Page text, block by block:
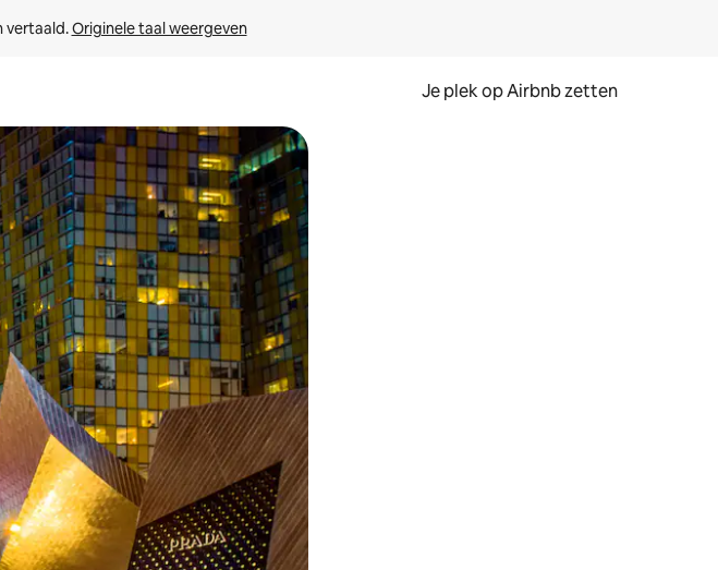
vertaald. Originele taal weergeven
Je plek op Airbnb zetten
en omlaag, óf door te tikken of swipen.